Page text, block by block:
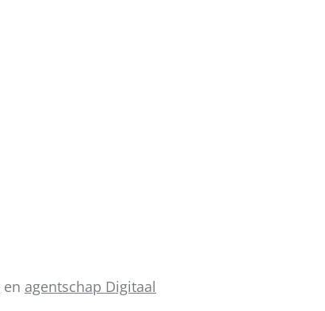
en agentschap Digitaal